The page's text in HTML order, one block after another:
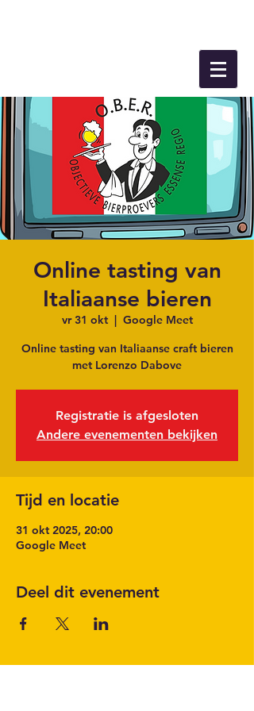
Online tasting van
Italiaanse bieren
vr 31 okt
  |
Google Meet
Online tasting van Italiaanse craft bieren
met Lorenzo Dabove
Registratie is afgesloten
Andere evenementen bekijken
Tijd en locatie
31 okt 2025, 20:00
Google Meet
Deel dit evenement